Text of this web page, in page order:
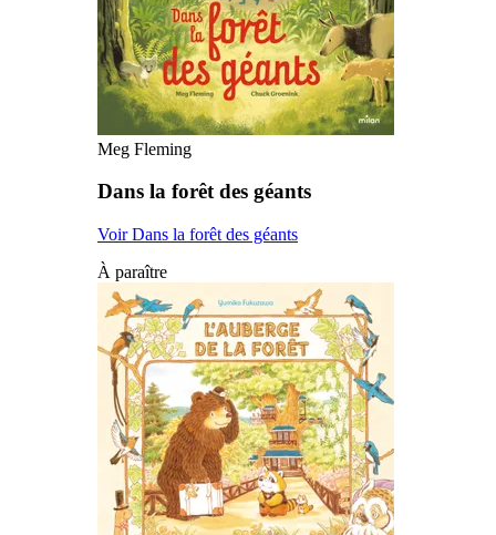
Meg Fleming
Dans la forêt des géants
Voir Dans la forêt des géants
À paraître